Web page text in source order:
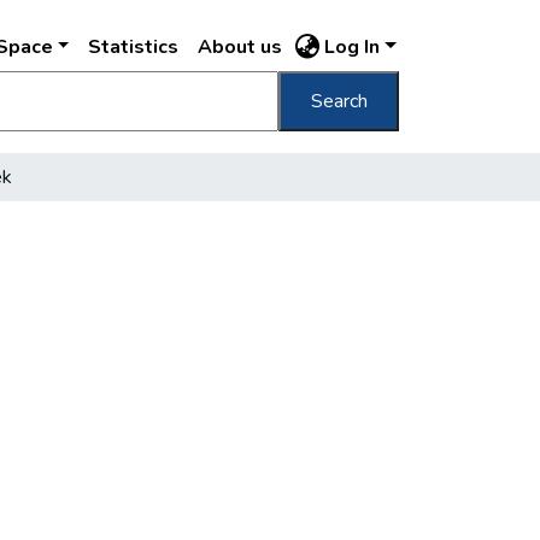
Statistics About us Log In
Search